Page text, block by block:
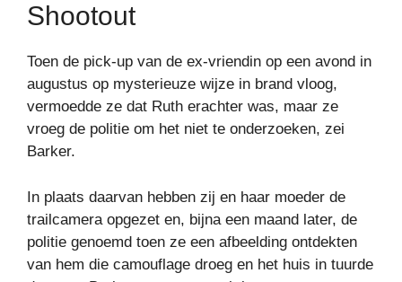
Shootout
Toen de pick-up van de ex-vriendin op een avond in
augustus op mysterieuze wijze in brand vloog,
vermoedde ze dat Ruth erachter was, maar ze
vroeg de politie om het niet te onderzoeken, zei
Barker.
In plaats daarvan hebben zij en haar moeder de
trailcamera opgezet en, bijna een maand later, de
politie genoemd toen ze een afbeelding ontdekten
van hem die camouflage droeg en het huis in tuurde